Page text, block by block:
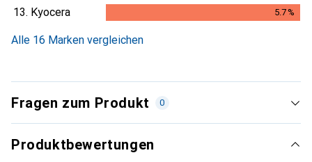
5.6%
13. Kyocera 5.7%
Alle 16 Marken vergleichen
Fragen zum Produkt 0
Produktbewertungen